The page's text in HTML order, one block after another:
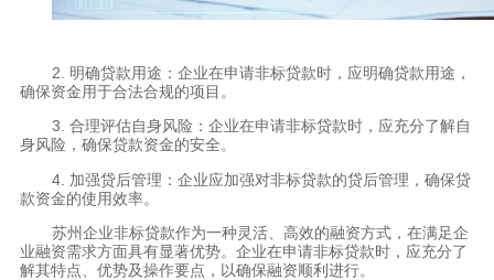
2. 明确贷款用途：企业在申请非标贷款时，应明确贷款用途，
确保资金用于合法合规的项目。
3. 合理评估自身风险：企业在申请非标贷款时，应充分了解自
身风险，确保贷款资金的安全。
4. 加强贷后管理：企业应加强对非标贷款的贷后管理，确保贷
款资金的使用效率。
苏州企业非标贷款作为一种灵活、高效的融资方式，在满足企
业融资需求方面具有显著优势。企业在申请非标贷款时，应充分了
解其特点、优势及操作要点，以确保融资顺利进行。